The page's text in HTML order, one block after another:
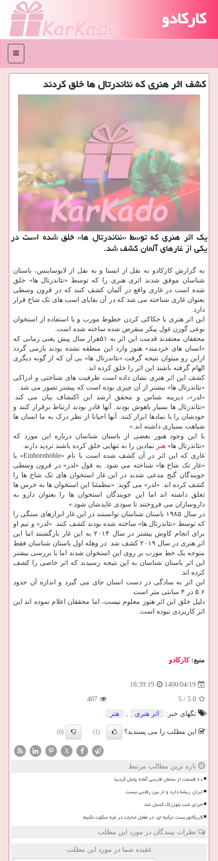
کارکادو
منو
كشف اثر هنری كه نئاندرتال ها خلق كردند
یک اثر هنری که توسط «نئاندرتال ها» خلق شده است در
یکی از غارهای آلمان کشف شد.
به گزارش کارکادو به نقل از ایسنا و به نقل از لایوساینس، باستان
شناسان موفق شدند اثری هنری را که توسط «نئاندرتال ها» خلق
شده است در غاری واقع در آلمان کشف کنند که در قرون وسطی
بعنوان غاری شناخته می شد که در آن بقایای اسب های تک شاخ قرار
دارد.
این اثر هنری با حکاکی کردن خطوط مورب و با استفاده از استخوان
نوعی گوزن غول پیکر منقرض شده ساخته شده است.
محققان معتقدند قدمت این اثر به ۵۱هزار سال پیش یعنی زمانی که
«انسان های خردمند» هنوز وارد این منطقه نشده بودند بازمی گردد
ازاین رو میتوان نتیجه گرفت «نئاندرتال ها» بی آن که از گونه دیگری
الهام گرفته باشند این اثر را خلق کرده اند.
کشف این اثر هنری نشان داده است ظرفیت های شناختی و ادراکی
«نئاندرتال ها» بیشتر از آن چیزی بوده است که پیشتر تصور می شد.
«لدر»، دیرینه شناس و محقق ارشد این اکتشاف بیان می کند:
«نئاندرتال ها بسیار باهوش بودند. آنها قادر بودند ارتباط برقرار کنند و
خودشان را با نمادها ابراز کنند. آنها احیانا از نظر درک به ما انسان ها
شباهت بسیاری داشته اند.»
با این وجود هنور بعضی از باستان شناسان درباره این مورد که
«نئاندرتال ها» هنر نمادین را به تنهایی خلق کرده باشند تردید دارند.
غاری که این اثر در آن کشف شده است با نام «Einhornhöhle» یا
«غار تک شاخ ها» شناخته می شود. به قول «لدر» در قرون وسطی
جویندگان گنج مدعی شدند در این غار استخوان های تک شاخ ها را
کشف کرده اند. «لدر» می گوید: «مطمئنا این استخوان ها به خرس ها
تعلق داشته اند اما این جویندگان استخوان ها را بعنوان دارو به
داروسازان می فروختند تا سودی عایدشان شود.»
در سال ۱۹۸۵ باستان شناسان توانستند در این غار ابزارهای سنگی را
که توسط «نئاندرتال ها» ساخته شده بودند کشف کنند. «لدر» و تیم او
برای انجام کاوش بیشتر در سال ۲۰۱۴ به این غار بازگشتند اما این
اثر هنری در سال ۲۰۱۹ کشف شد. در وهله اول باستان شناسان فقط
متوجه یک خط مورب بر روی این استخوان شدند اما با بررسی بیشتر
این اثر باستان شناسان به این نتیجه رسیدند که اثر خاصی را کشف
کرده اند.
این اثر به سادگی در دست انسان جای می گیرد و اندازه آن حدود
۵.۶ در ۴ سانتی متر است.
دلیل خلق این اثر هنوز معلوم نیست، اما محققان اعلام نموده اند این
اثر کاربردی نبوده است.
منبع:كاركادو
1400/04/19
18:39:19
5.0
/
5
407
تگهای خبر:
اثر هنری , هنر
این مطلب را می پسندید؟ (1)
(0)
X
تازه ترین مطالب مرتبط
۶۰ قسمت از سلمان فارسی آماده پخش گردید
ایران ریشه دارد و از بین رفتنی نیست
اجرای شب بلوزراک کنسل شد
کاریکاتوریست ترکیه ای: در مقابل جنایات در غزه سکوت نکنیم
نظرات بینندگان در مورد این مطلب
عقیده شما در مورد این مطلب